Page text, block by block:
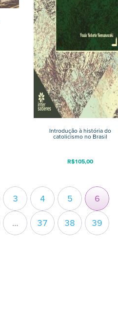
Introdução à história do
catolicismo no Brasil
R$105,00
3 4 5
6
… 37 38
39